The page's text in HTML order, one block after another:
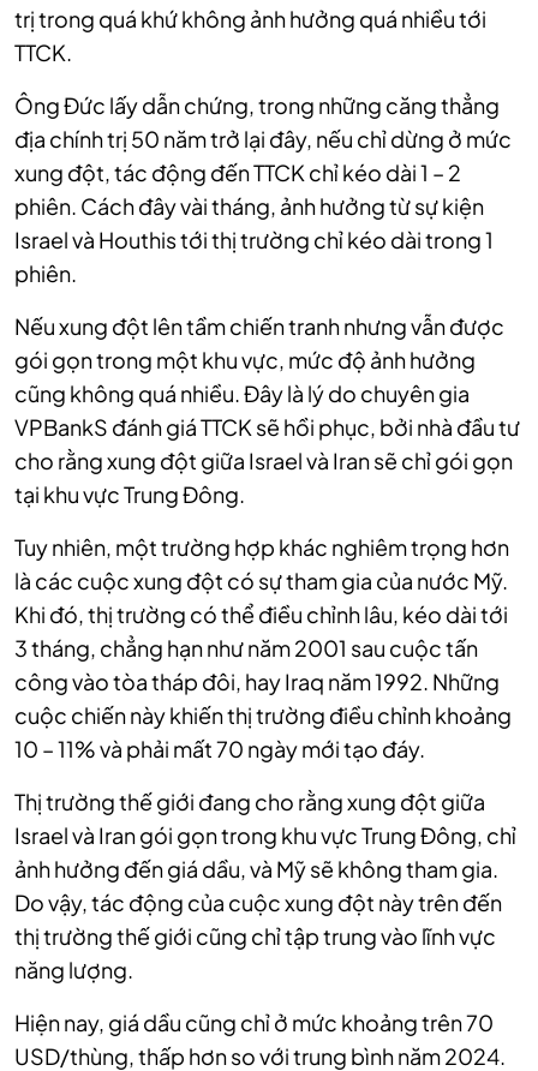
trị trong quá khứ không ảnh hưởng quá nhiều tới
TTCK.
Ông Đức lấy dẫn chứng, trong những căng thẳng
địa chính trị 50 năm trở lại đây, nếu chỉ dừng ở mức
xung đột, tác động đến TTCK chỉ kéo dài 1 – 2
phiên. Cách đây vài tháng, ảnh hưởng từ sự kiện
Israel và Houthis tới thị trường chỉ kéo dài trong 1
phiên.
Nếu xung đột lên tầm chiến tranh nhưng vẫn được
gói gọn trong một khu vực, mức độ ảnh hưởng
cũng không quá nhiều. Đây là lý do chuyên gia
VPBankS đánh giá TTCK sẽ hồi phục, bởi nhà đầu tư
cho rằng xung đột giữa Israel và Iran sẽ chỉ gói gọn
tại khu vực Trung Đông.
Tuy nhiên, một trường hợp khác nghiêm trọng hơn
là các cuộc xung đột có sự tham gia của nước Mỹ.
Khi đó, thị trường có thể điều chỉnh lâu, kéo dài tới
3 tháng, chẳng hạn như năm 2001 sau cuộc tấn
công vào tòa tháp đôi, hay Iraq năm 1992. Những
cuộc chiến này khiến thị trường điều chỉnh khoảng
10 – 11% và phải mất 70 ngày mới tạo đáy.
Thị trường thế giới đang cho rằng xung đột giữa
Israel và Iran gói gọn trong khu vực Trung Đông, chỉ
ảnh hưởng đến giá dầu, và Mỹ sẽ không tham gia.
Do vậy, tác động của cuộc xung đột này trên đến
thị trường thế giới cũng chỉ tập trung vào lĩnh vực
năng lượng.
Hiện nay, giá dầu cũng chỉ ở mức khoảng trên 70
USD/thùng, thấp hơn so với trung bình năm 2024.